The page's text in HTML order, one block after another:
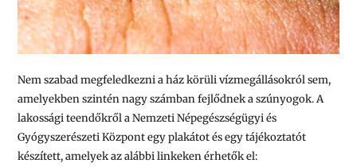
Nem szabad megfeledkezni a ház körüli vízmegállásokról sem,
amelyekben szintén nagy számban fejlődnek a szúnyogok. A
lakossági teendőkről a Nemzeti Népegészségügyi és
Gyógyszerészeti Központ egy plakátot és egy tájékoztatót
készített, amelyek az alábbi linkeken érhetők el: